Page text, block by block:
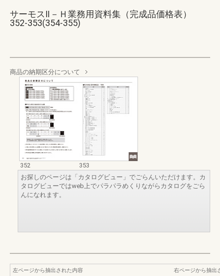
サーモスⅡ－Ｈ業務用資料集（完成品価格表）
352-353(354-355)
商品の納期区分について
352
353
お探しのページは「カタログビュー」でごらんいただけます。カ
タログビューではweb上でパラパラめくりながらカタログをごら
んになれます。
左ページから抽出された内容
右ページから抽出